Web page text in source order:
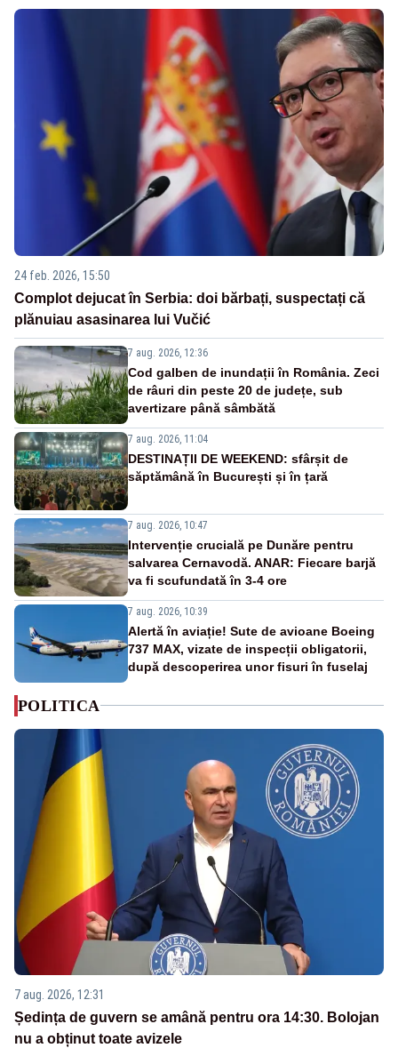
24 feb. 2026, 15:50
Complot dejucat în Serbia: doi bărbați, suspectați că
plănuiau asasinarea lui Vučić
7 aug. 2026, 12:36
Cod galben de inundații în România. Zeci
de râuri din peste 20 de județe, sub
avertizare până sâmbătă
7 aug. 2026, 11:04
DESTINAȚII DE WEEKEND: sfârșit de
săptămână în București și în țară
7 aug. 2026, 10:47
Intervenție crucială pe Dunăre pentru
salvarea Cernavodă. ANAR: Fiecare barjă
va fi scufundată în 3-4 ore
7 aug. 2026, 10:39
Alertă în aviație! Sute de avioane Boeing
737 MAX, vizate de inspecții obligatorii,
după descoperirea unor fisuri în fuselaj
POLITICA
7 aug. 2026, 12:31
Ședința de guvern se amână pentru ora 14:30. Bolojan
nu a obținut toate avizele